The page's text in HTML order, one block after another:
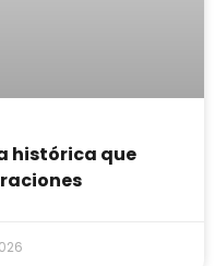
histórica que